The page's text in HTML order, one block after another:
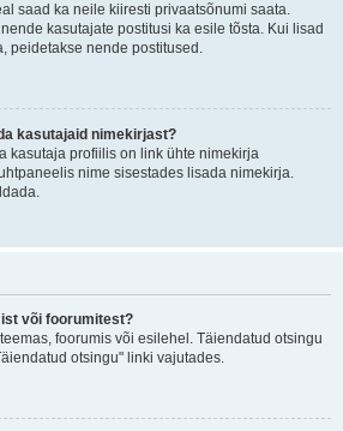
saad ka neile kiiresti privaatsõnumi saata.
kasutajate postitusi ka esile tõsta. Kui lisad
peidetakse nende postitused.
kasutajaid nimekirjast?
kasutaja profiilis on link ühte nimekirja
nime sisestades lisada nimekirja.
või foorumitest?
foorumis või esilehel. Täiendatud otsingu
otsingu" linki vajutades.